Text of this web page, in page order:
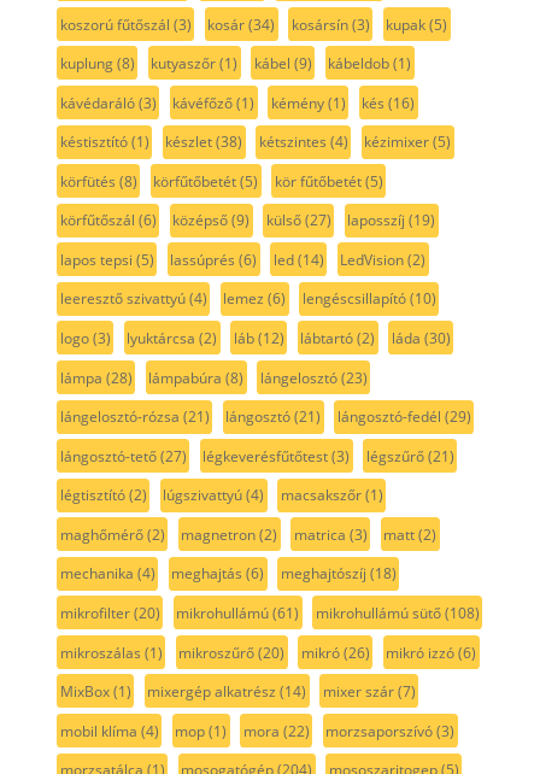
koszorú fűtőszál (3) kosár(34) kosársín(3) kupak(5)
kuplung(8) kutyaszőr(1) kábel (9) kábeldob(1)
kávédaráló(3) kávéfőző(1) kémény(1) kés (16)
késtisztító(1) készlet(38) kétszintes (4) kézimixer(5)
körfütés (8) körfűtőbetét(5) kör fűtőbetét(5)
körfűtőszál (6) középső(9) külső(27) laposszíj (19)
lapos tepsi (5) lassúprés (6) led(14) LedVision(2)
leeresztő szivattyú(4) lemez (6) lengéscsillapító(10)
logo(3) lyuktárcsa (2) láb(12) lábtartó(2) láda (30)
lámpa (28) lámpabúra (8) lángelosztó(23)
lángelosztó-rózsa (21) lángosztó(21) lángosztó-fedél (29)
lángosztó-tető(27) légkeverésfűtőtest(3) légszűrő(21)
légtisztító(2) lúgszivattyú(4) macsakszőr(1)
maghőmérő(2) magnetron(2) matrica (3) matt(2)
mechanika (4) meghajtás (6) meghajtószíj (18)
mikrofilter(20) mikrohullámú(61) mikrohullámú sütő(108)
mikroszálas (1) mikroszűrő(20) mikró(26) mikró izzó(6)
MixBox(1) mixergép alkatrész (14) mixer szár(7)
mobil klíma (4) mop(1) mora (22) morzsaporszívó(3)
morzsatálca (1) mosogatógép(204) mososzaritogep(5)